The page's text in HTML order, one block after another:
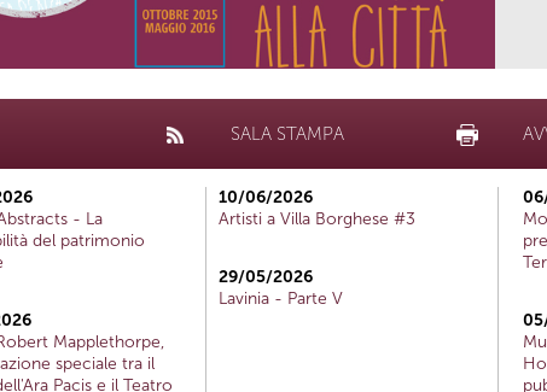
- La
del patrimonio
Mapplethorpe,
speciale tra il
Pacis e il Teatro
SALA STAMPA
10/06/2026
Artisti a Villa Borghese #3
29/05/2026
Lavinia - Parte V